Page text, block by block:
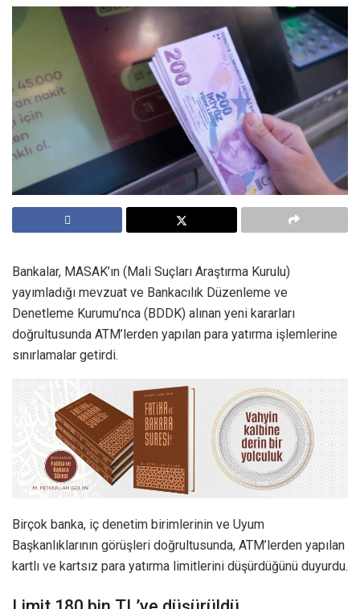
Bankalar, MASAK’ın (Mali Suçları Araştırma Kurulu)
yayımladığı mevzuat ve Bankacılık Düzenleme ve
Denetleme Kurumu’nca (BDDK) alınan yeni kararları
doğrultusunda ATM’lerden yapılan para yatırma işlemlerine
sınırlamalar getirdi.
Birçok banka, iç denetim birimlerinin ve Uyum
Başkanlıklarının görüşleri doğrultusunda, ATM’lerden yapılan
kartlı ve kartsız para yatırma limitlerini düşürdüğünü duyurdu.